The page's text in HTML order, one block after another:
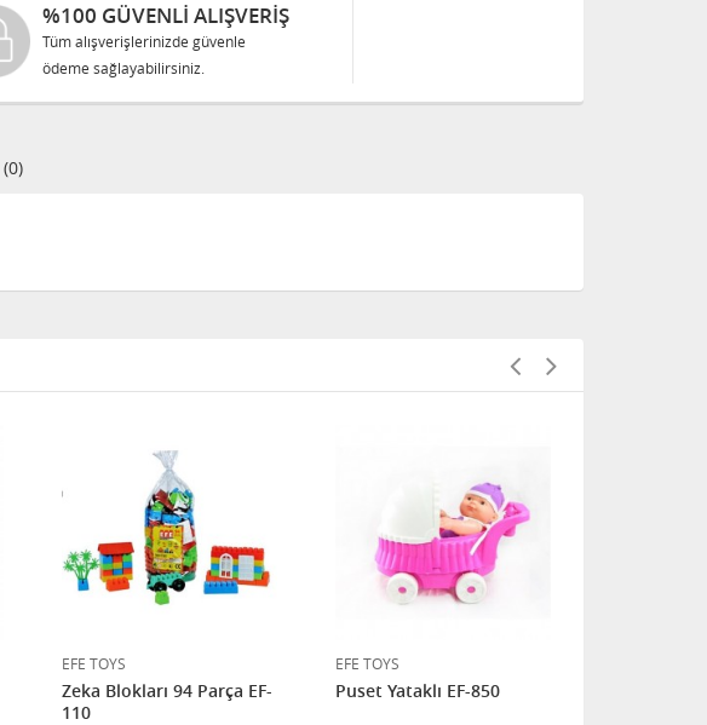
%100 GÜVENLİ ALIŞVERİŞ
Tüm alışverişlerinizde güvenle
ödeme sağlayabilirsiniz.
(0)
EFE TOYS
Zeka Blokları 94 Parça EF-
110
EFE TOYS
Puset Yataklı EF-850